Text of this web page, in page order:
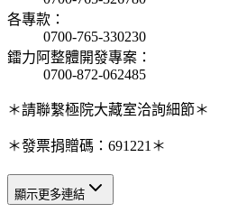
各專款 ：
0700-765-330230
鐳力阿整體開發專案 ：
0700-872-062485
＊請聯繫極院大藏室洽詢細節＊
＊發票捐贈碼：691221＊
顯示更多連結